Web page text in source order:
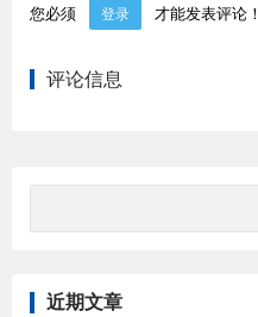
您必须 登录 才能发表评论！
评论信息
近期文章